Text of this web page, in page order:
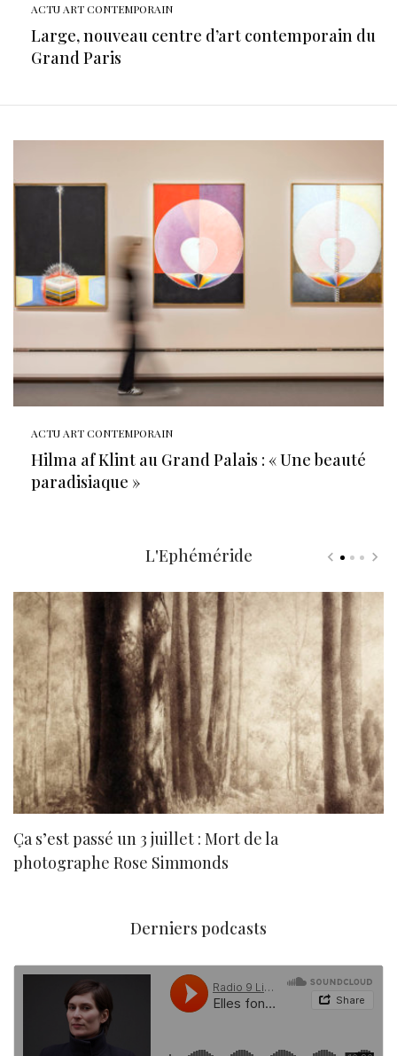
ACTU ART CONTEMPORAIN
Large, nouveau centre d’art contemporain du
Grand Paris
ACTU ART CONTEMPORAIN
Hilma af Klint au Grand Palais : « Une beauté
paradisiaque »
L'Ephéméride
Ça s’est passé un 3 juillet : Mort de la
photographe Rose Simmonds
Derniers podcasts